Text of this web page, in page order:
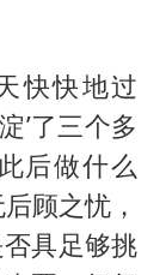
快快地过
’了三个多
后做什么
顾之忧，
具足够挑